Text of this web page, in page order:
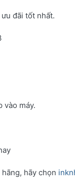
đãi tốt nhất.
vào máy.
hãy chọn